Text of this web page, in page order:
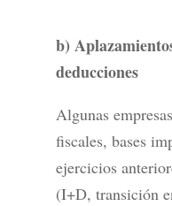
b)
deducciones
Algunas
fiscales, bases
ejercicios
(I+D, transición